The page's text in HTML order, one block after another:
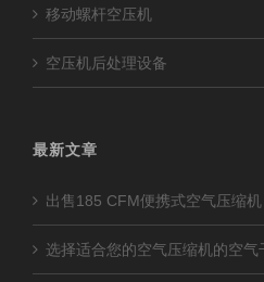
移动螺杆空压机
空压机后处理设备
最新文章
出售185 CFM便携式空气压缩机
选择适合您的空气压缩机的空气